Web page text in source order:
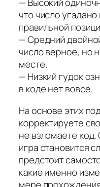
— Высокий
что число
правильной
— Средний
число верное, но
месте.
— Низкий гудок
в коде нет вовсе.
На основе этих
корректируете
не взломаете
игра становится
предстоит
какие именно